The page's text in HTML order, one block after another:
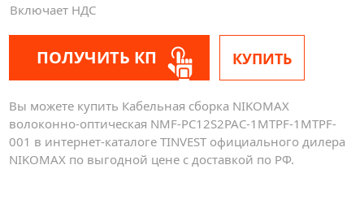
Включает НДС
ПОЛУЧИТЬ КП КУПИТЬ
Вы можете купить Кабельная сборка NIKOMAX
волоконно-оптическая NMF-PC12S2PAC-1MTPF-1MTPF-
001 в интернет-каталоге TINVEST официального дилера
NIKOMAX по выгодной цене с доставкой по РФ.